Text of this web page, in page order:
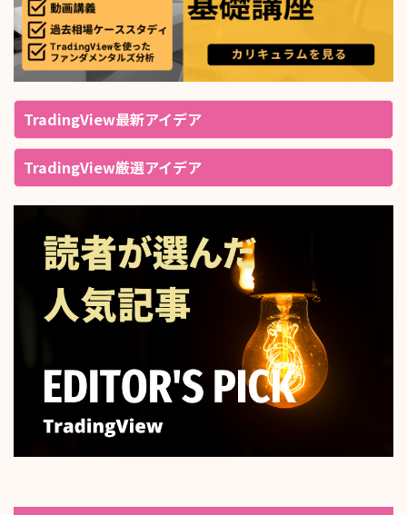
TradingView最新アイデア
TradingView厳選アイデア